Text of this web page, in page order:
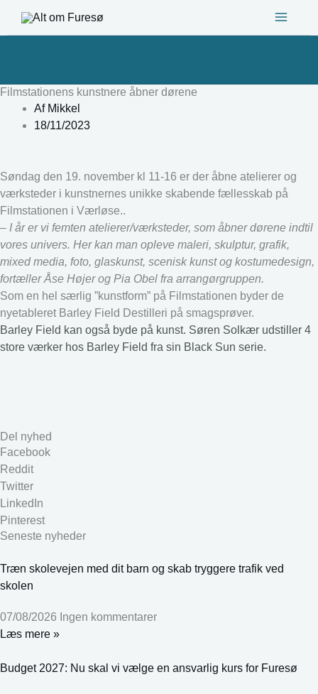
Filmstationens kunstnere åbner dørene
AfMikkel
18/11/2023
Søndag den 19. november kl 11-16 er der åbne atelierer og
værksteder i kunstnernes unikke skabende fællesskab på
Filmstationen i Værløse..
– I år er vi femten atelierer/værksteder, som åbner dørene indtil
vores univers. Her kan man opleve maleri, skulptur, grafik,
mixed media, foto, glaskunst, scenisk kunst og kostumedesign,
fortæller Åse Højer og Pia Obel fra arrangørgruppen.
Som en hel særlig ”kunstform” på Filmstationen byder de
nyetableret Barley Field Destilleri på smagsprøver.
Barley Field kan også byde på kunst. Søren Solkær udstiller 4
store værker hos Barley Field fra sin Black Sun serie.
Del nyhed
Facebook
Reddit
Twitter
LinkedIn
Pinterest
Seneste nyheder
Træn skolevejen med dit barn og skab tryggere trafik ved
skolen
07/08/2026 Ingen kommentarer
Læs mere »
Budget 2027: Nu skal vi vælge en ansvarlig kurs for Furesø